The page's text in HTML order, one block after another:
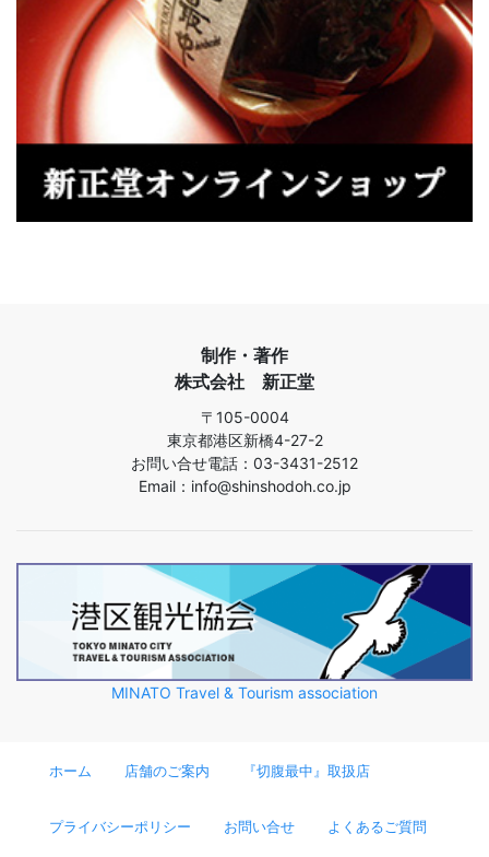
制作・著作
株式会社 新正堂
〒105-0004
東京都港区新橋4-27-2
お問い合せ電話：03-3431-2512
Email：info@shinshodoh.co.jp
MINATO Travel & Tourism association
ホーム 店舗のご案内 『切腹最中』取扱店
プライバシーポリシー お問い合せ よくあるご質問